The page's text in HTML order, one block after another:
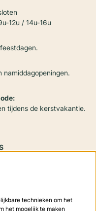
12u / 14u-16u
namiddagopeningen.
tijdens de kerstvakantie.
technieken om het
het mogelijk te maken